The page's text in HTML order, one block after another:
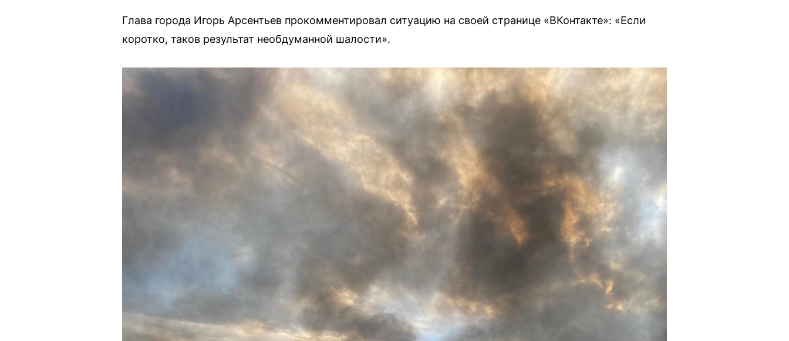
Глава города Игорь Арсентьев прокомментировал ситуацию на своей странице «ВКонтакте»: «Если
коротко, таков результат необдуманной шалости».